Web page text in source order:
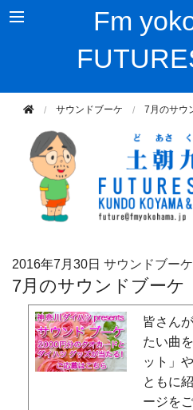
Fm
サウンドブーケ 7月のサウ
2016年7月30日 サウンドブーケ
7月のサウンドブーケ
皆さん
たい曲
ット」
ともに
ージを